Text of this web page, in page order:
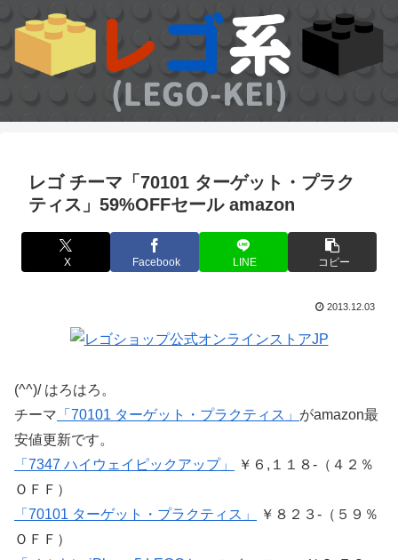
レゴ チーマ「70101 ターゲット・プラク
ティス」59%OFFセール amazon
X Facebook LINE コピー
2013.12.03
(^^)/ はろはろ。
チーマ 「70101 ターゲット・プラクティス」 がamazon最
安値更新です。
「7347 ハイウェイピックアップ」
￥６,１１８-（４２％
ＯＦＦ）
「70101 ターゲット・プラクティス」
￥８２３-（５９％
ＯＦＦ）